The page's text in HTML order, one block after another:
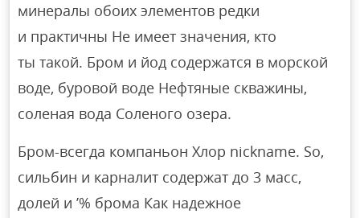
минералы обоих элементов редки
и практичны Не имеет значения, кто
ты такой. Бром и йод содержатся в морской
воде, буровой воде Нефтяные скважины,
соленая вода Соленого озера.
Бром-всегда компаньон Хлор nickname. So,
сильбин и карналит содержат до 3 масс,
долей и ’% брома Как надежное